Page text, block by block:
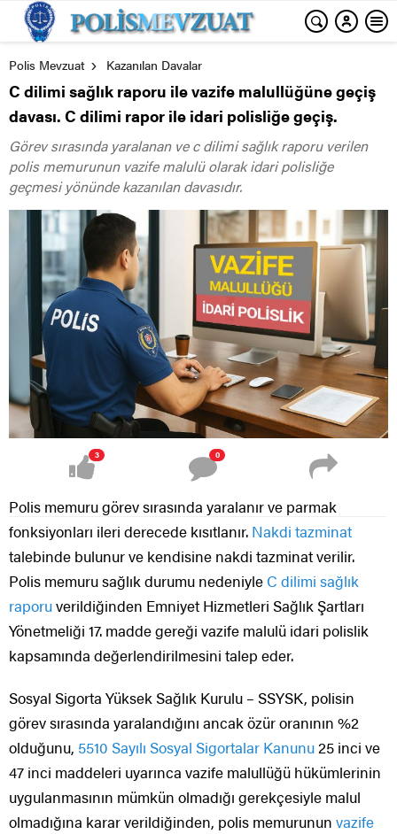
Polis Mevzuat Kazanılan Davalar
C dilimi sağlık raporu ile vazife malullüğüne geçiş
davası. C dilimi rapor ile idari polisliğe geçiş.
Görev sırasında yaralanan ve c dilimi sağlık raporu verilen
polis memurunun vazife malulü olarak idari polisliğe
geçmesi yönünde kazanılan davasıdır.
3 0
Polis memuru görev sırasında yaralanır ve parmak
fonksiyonları ileri derecede kısıtlanır. Nakdi tazminat
talebinde bulunur ve kendisine nakdi tazminat verilir.
Polis memuru sağlık durumu nedeniyle C dilimi sağlık
raporuverildiğinden Emniyet Hizmetleri Sağlık Şartları
Yönetmeliği 17. madde gereği vazife malulü idari polislik
kapsamında değerlendirilmesini talep eder.
Sosyal Sigorta Yüksek Sağlık Kurulu – SSYSK, polisin
görev sırasında yaralandığını ancak özür oranının %2
olduğunu, 5510 Sayılı Sosyal Sigortalar Kanunu25 inci ve
47 inci maddeleri uyarınca vazife malullüğü hükümlerinin
uygulanmasının mümkün olmadığı gerekçesiyle malul
olmadığına karar verildiğinden, polis memurunun vazife